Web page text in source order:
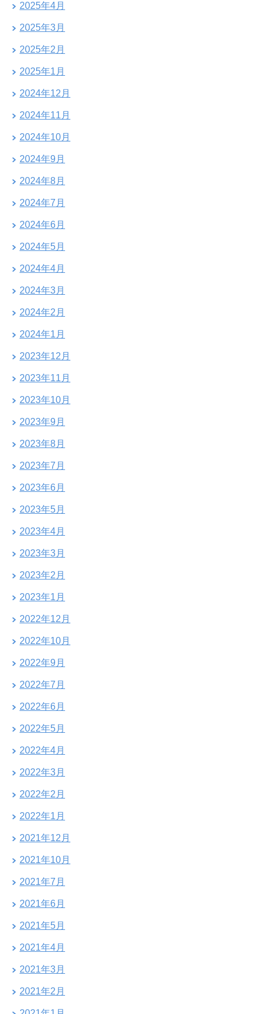
2025年4月
2025年3月
2025年2月
2025年1月
2024年12月
2024年11月
2024年10月
2024年9月
2024年8月
2024年7月
2024年6月
2024年5月
2024年4月
2024年3月
2024年2月
2024年1月
2023年12月
2023年11月
2023年10月
2023年9月
2023年8月
2023年7月
2023年6月
2023年5月
2023年4月
2023年3月
2023年2月
2023年1月
2022年12月
2022年10月
2022年9月
2022年7月
2022年6月
2022年5月
2022年4月
2022年3月
2022年2月
2022年1月
2021年12月
2021年10月
2021年7月
2021年6月
2021年5月
2021年4月
2021年3月
2021年2月